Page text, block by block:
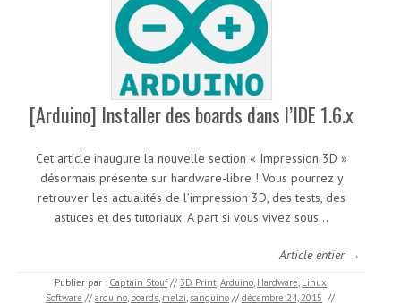
[Arduino] Installer des boards dans l’IDE 1.6.x
Cet article inaugure la nouvelle section « Impression 3D »
désormais présente sur hardware-libre ! Vous pourrez y
retrouver les actualités de l’impression 3D, des tests, des
astuces et des tutoriaux. A part si vous vivez sous…
Article entier →
Publier par : Captain Stouf // 3D Print,Arduino, Hardware, Linux,
Software // arduino, boards, melzi, sanguino // décembre 24, 2015 //